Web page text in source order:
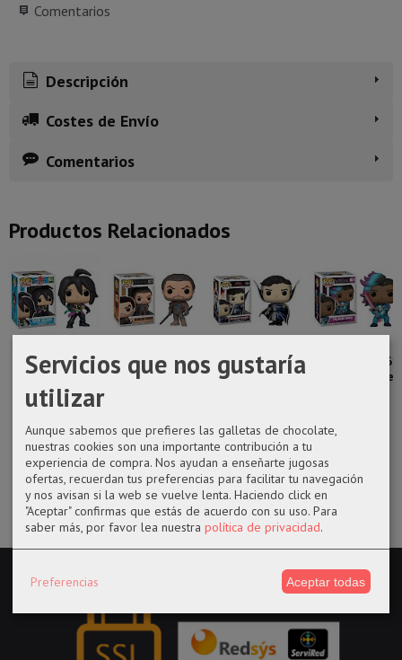
Comentarios
Descripción
Costes de Envío
Comentarios
Productos Relacionados
Funko pop 965
Shun Kazami
14,50 €
Funko pop
1027 Duncan
14,50 €
Funko pop
1005 de
14,50 €
Funko pop 861
Paladin Mike
14,50 €
Servicios que nos gustaría
utilizar
Aunque sabemos que prefieres las galletas de chocolate,
nuestras cookies son una importante contribución a tu
experiencia de compra. Nos ayudan a enseñarte jugosas
ofertas, recuerdan tus preferencias para facilitar tu navegación
y nos avisan si la web se vuelve lenta. Haciendo click en
"Aceptar" confirmas que estás de acuerdo con su uso. Para
saber más, por favor lea nuestra política de privacidad.
Preferencias Aceptar todas